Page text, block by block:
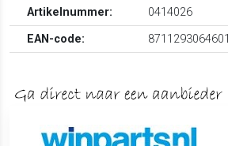
Artikelnummer:
0414026
EAN-code:
8711293064601